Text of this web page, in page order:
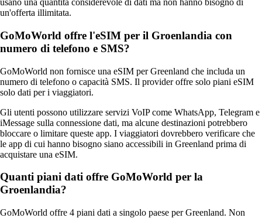
usano una quantità considerevole di dati ma non hanno bisogno di
un'offerta illimitata.
GoMoWorld offre l'eSIM per il Groenlandia con
numero di telefono e SMS?
GoMoWorld non fornisce una eSIM per Greenland che includa un
numero di telefono o capacità SMS. Il provider offre solo piani eSIM
solo dati per i viaggiatori.
Gli utenti possono utilizzare servizi VoIP come WhatsApp, Telegram e
iMessage sulla connessione dati, ma alcune destinazioni potrebbero
bloccare o limitare queste app. I viaggiatori dovrebbero verificare che
le app di cui hanno bisogno siano accessibili in Greenland prima di
acquistare una eSIM.
Quanti piani dati offre GoMoWorld per la
Groenlandia?
GoMoWorld offre 4 piani dati a singolo paese per Greenland. Non